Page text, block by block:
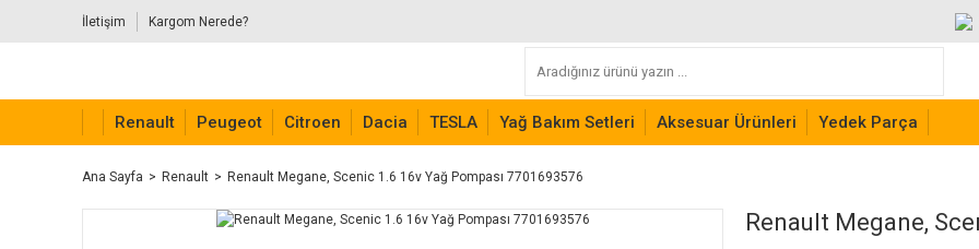
İletişim Kargom Nerede?
Renault Peugeot Citroen Dacia TESLA Yağ Bakım Setleri Aksesuar Ürünleri Yedek Parça
Ana Sayfa Renault Renault Megane, Scenic 1.6 16v Yağ Pompası 7701693576
Renault Megane,